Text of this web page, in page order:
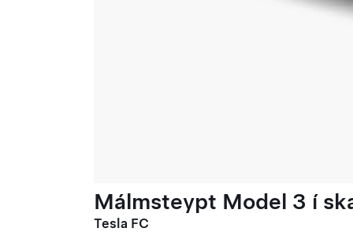
Málmsteypt Model 3 í
Tesla FC